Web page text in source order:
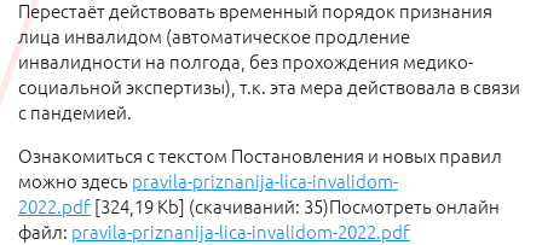
Перестаёт действовать временный порядок признания
лица инвалидом (автоматическое продление
инвалидности на полгода, без прохождения медико-
социальной экспертизы), т.к. эта мера действовала в связи
с пандемией.
Ознакомиться с текстом Постановления и новых правил
можно здесь pravila-priznanija-lica-invalidom-
2022.pdf [324,19 Kb] (cкачиваний: 35)Посмотреть онлайн
файл: pravila-priznanija-lica-invalidom-2022.pdf